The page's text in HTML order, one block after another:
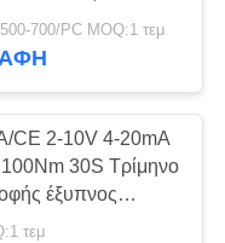
27
700/PC MOQ:1 τεμ
CE 2-10V 4-20mA
30S Τρίμηνο
έξυπνος
τεμ